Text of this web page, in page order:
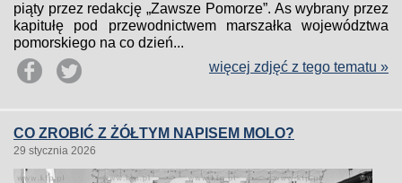
piąty przez redakcję „Zawsze Pomorze”. As wybrany przez
kapitułę pod przewodnictwem marszałka województwa
pomorskiego na co dzień...
więcej zdjęć z tego tematu »
CO ZROBIĆ Z ŻÓŁTYM NAPISEM MOLO?
29 stycznia 2026